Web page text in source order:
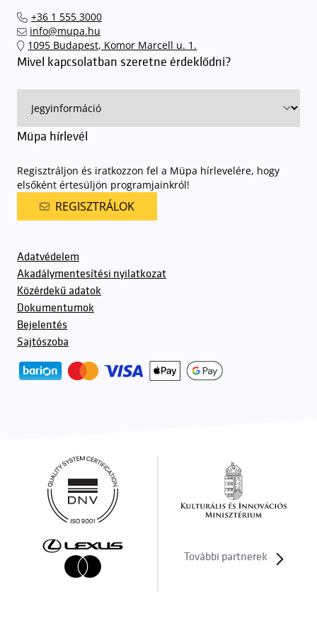
+36 1 555 3000
info@mupa.hu
1095 Budapest, Komor Marcell u. 1.
Mivel kapcsolatban szeretne érdeklődni?
Müpa hírlevél
Regisztráljon és iratkozzon fel a Müpa hírlevelére, hogy
elsőként értesüljön programjainkról!
REGISZTRÁLOK
Adatvédelem
Akadálymentesítési nyilatkozat
Közérdekű adatok
Dokumentumok
Bejelentés
Sajtószoba
További partnerek